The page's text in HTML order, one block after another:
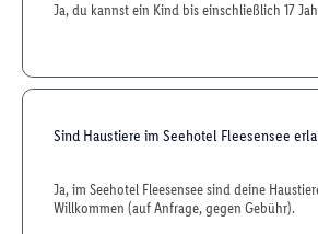
Ja, du kannst ein Kind bis einschließlich 17
Sind Haustiere im Seehotel Fleesensee
Ja, im Seehotel Fleesensee sind deine
Willkommen (auf Anfrage, gegen Gebühr).